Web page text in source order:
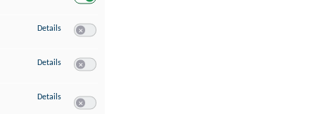
Details zu Erstellung von Profilen für personalisierte Werbung
Details zu Verwendung von Profilen zur Auswahl personalisierter Werbung
Details zu Messung der Werbeleistung